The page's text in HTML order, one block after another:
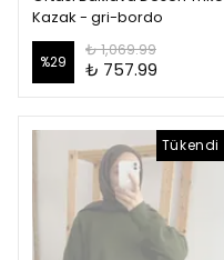
Kazak - gri-bordo
%29
₺ 1,069.99
₺ 757.99
Tükendi